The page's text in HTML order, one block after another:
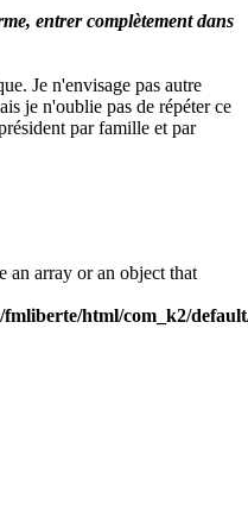
entrer complètement dans
Je n'envisage pas autre
je n'oublie pas de répéter ce
par famille et par
an array or an object that
html/com_k2/